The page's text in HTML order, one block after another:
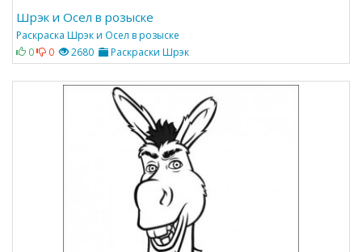
Шрэк и Осел в розыске
Раскраска Шрэк и Осел в розыске
0
0 2680 Раскраски Шрэк